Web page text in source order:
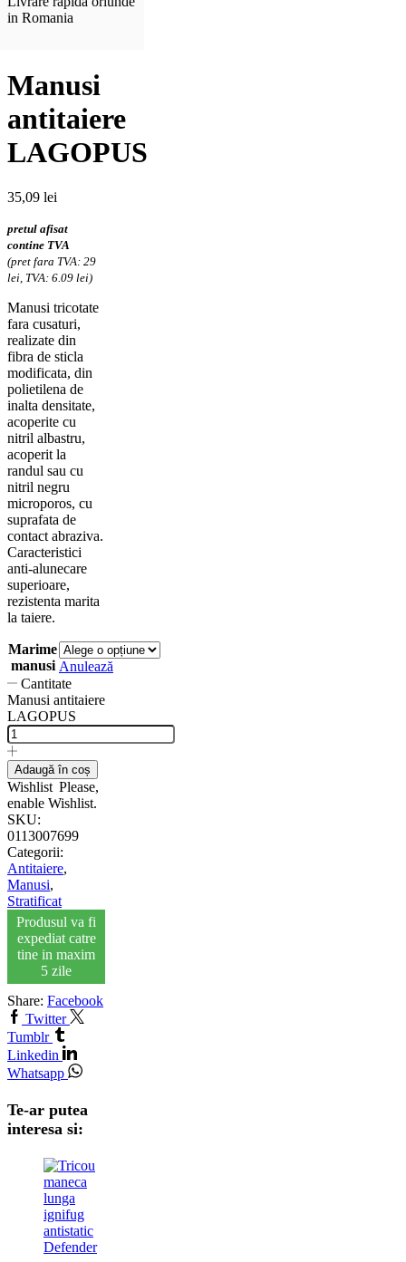
in Romania
Manusi
antitaiere
LAGOPUS
35,09 lei
pretul afisat
contine TVA
(pret fara TVA: 29
lei, TVA: 6.09 lei)
Manusi tricotate
fara cusaturi,
realizate din
fibra de sticla
modificata, din
polietilena de
inalta densitate,
acoperite cu
nitril albastru,
acoperit la
randul sau cu
nitril negru
microporos, cu
suprafata de
contact abraziva.
Caracteristici
anti-alunecare
superioare,
rezistenta marita
la taiere.
Marime
manusi Anulează
Cantitate
Manusi antitaiere
LAGOPUS
Adaugă în coș
Wishlist Please,
enable Wishlist.
SKU:
0113007699
Categorii:
Antitaiere,
Manusi,
Stratificat
Produsul va fi
expediat catre
tine in maxim
5 zile
Share: Facebook
Twitter
Tumblr
Linkedin
Whatsapp
Te-ar putea
interesa si: